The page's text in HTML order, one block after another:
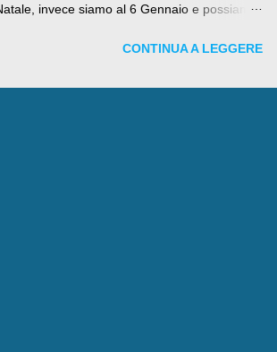
invece siamo al 6 Gennaio e possiamo
Befana, visto il lieto epilogo della vicenda.
CONTINUA A LEGGERE